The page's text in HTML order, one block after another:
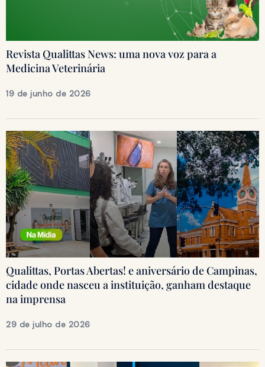
Revista Qualittas News: uma nova voz para a
Medicina Veterinária
19 de junho de 2026
Qualittas, Portas Abertas! e aniversário de Campinas,
cidade onde nasceu a instituição, ganham destaque
na imprensa
29 de julho de 2026